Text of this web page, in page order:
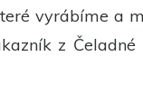
vyrábíme a
z